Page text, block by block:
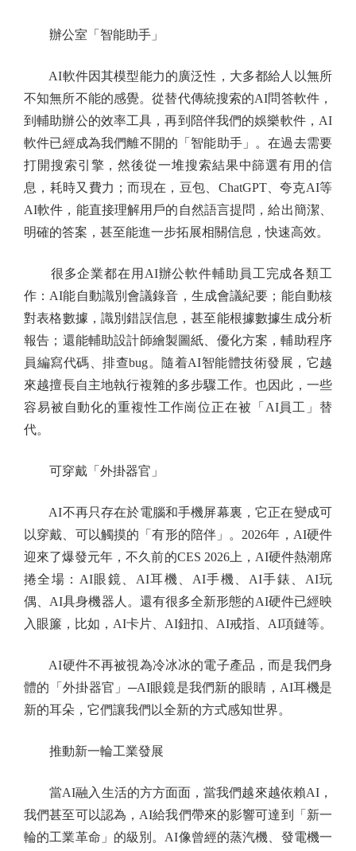
辦公室「智能助手」
AI軟件因其模型能力的廣泛性，大多都給人以無所
不知無所不能的感覺。從替代傳統搜索的AI問答軟件，
到輔助辦公的效率工具，再到陪伴我們的娛樂軟件，AI
軟件已經成為我們離不開的「智能助手」。在過去需要
打開搜索引擎，然後從一堆搜索結果中篩選有用的信
息，耗時又費力；而現在，豆包、ChatGPT、夸克AI等
AI軟件，能直接理解用戶的自然語言提問，給出簡潔、
明確的答案，甚至能進一步拓展相關信息，快速高效。
很多企業都在用AI辦公軟件輔助員工完成各類工
作：AI能自動識別會議錄音，生成會議紀要；能自動核
對表格數據，識別錯誤信息，甚至能根據數據生成分析
報告；還能輔助設計師繪製圖紙、優化方案，輔助程序
員編寫代碼、排查bug。隨着AI智能體技術發展，它越
來越擅長自主地執行複雜的多步驟工作。也因此，一些
容易被自動化的重複性工作崗位正在被「AI員工」替
代。
可穿戴「外掛器官」
AI不再只存在於電腦和手機屏幕裏，它正在變成可
以穿戴、可以觸摸的「有形的陪伴」。2026年，AI硬件
迎來了爆發元年，不久前的CES 2026上，AI硬件熱潮席
捲全場：AI眼鏡、AI耳機、AI手機、AI手錶、AI玩
偶、AI具身機器人。還有很多全新形態的AI硬件已經映
入眼簾，比如，AI卡片、AI鈕扣、AI戒指、AI項鏈等。
AI硬件不再被視為冷冰冰的電子產品，而是我們身
體的「外掛器官」─AI眼鏡是我們新的眼睛，AI耳機是
新的耳朵，它們讓我們以全新的方式感知世界。
推動新一輪工業發展
當AI融入生活的方方面面，當我們越來越依賴AI，
我們甚至可以認為，AI給我們帶來的影響可達到「新一
輪的工業革命」的級別。AI像曾經的蒸汽機、發電機一